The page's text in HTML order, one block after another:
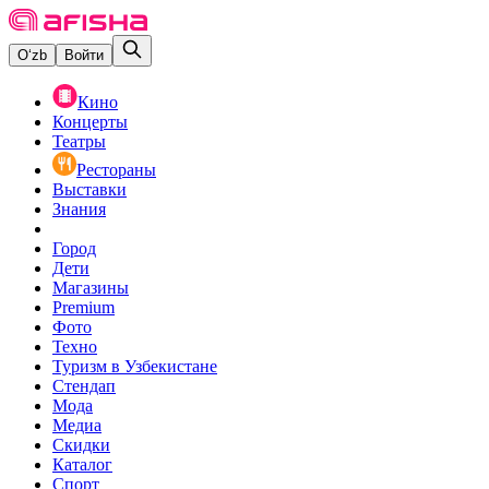
O‘zb Войти
Кино
Концерты
Театры
Рестораны
Выставки
Знания
Город
Дети
Магазины
Premium
Фото
Техно
Туризм в Узбекистане
Стендап
Мода
Медиа
Скидки
Каталог
Спорт